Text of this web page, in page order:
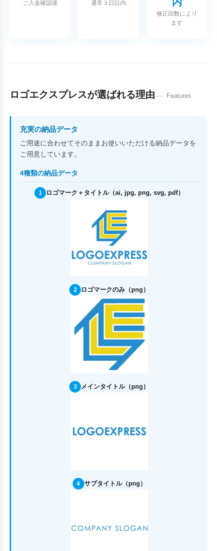
ご入金確認後 通常３日以内
修正回数により
ます
ロゴエクスプレスが選ばれる理由 Features
充実の納品データ
ご用途に合わせてそのままお使いいただける納品データを
ご用意しています。
4種類の納品データ
1 ロゴマーク＋タイトル（ai, jpg, png, svg, pdf）
2 ロゴマークのみ（png）
3 メインタイトル（png）
4 サブタイトル（png）